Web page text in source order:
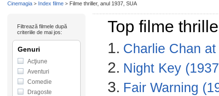
Top filme
1. Charlie Chan
2. Night Key
3. Fair Warning
Filtrează filmele după
criteriile de mai jos:
Genuri
Acţiune
Aventuri
Comedie
Dragoste
Cinemagia > Index filme > Filme thriller, anul 1937, SUA